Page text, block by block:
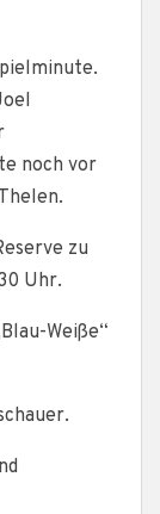
noch vor
zu
Uhr.
Weiße“